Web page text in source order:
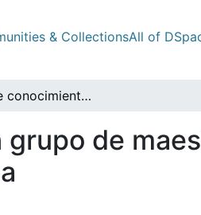
& CollectionsAll of
Modelos de conocimiento científico escolar en un grupo de maestros de Programas universitarios de Contaduría Pública
de